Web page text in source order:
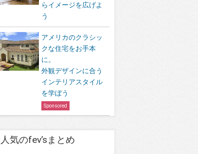
らイメージを広げよ
う
アメリカのクラシッ
クな住宅をお手本
に。
外観デザインに合う
インテリアスタイル
を学ぼう
Sponsored
人気のfev’sまとめ